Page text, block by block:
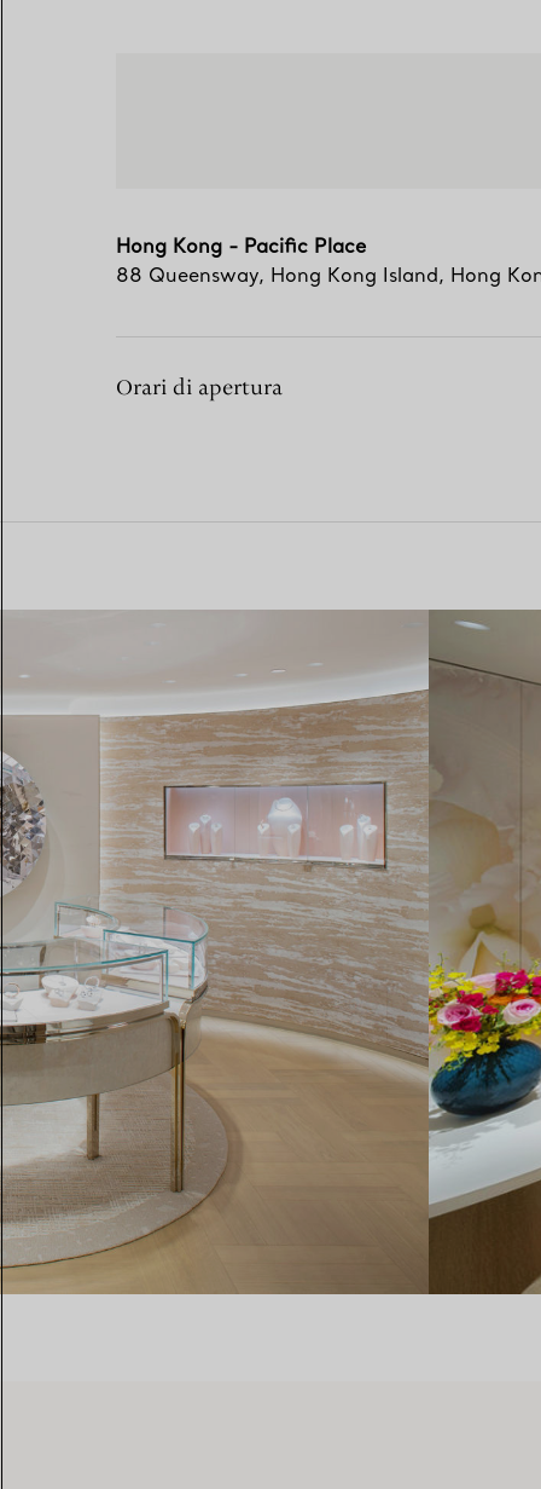
Hong Kong - Pacific Place
88 Queensway, Hong Kong Island, Hong
Orari di apertura